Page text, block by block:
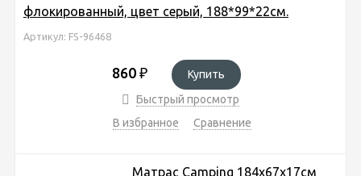
флокированный, цвет серый, 188*99*22см.
Артикул: FS-96468
860 ₽
Купить
Быстрый просмотр
В избранное
Сравнение
Матрас Camping 184х67х17см